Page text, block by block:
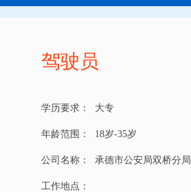
驾驶员
学历要求： 大专
年龄范围： 18岁-35岁
公司名称： 承德市公安局双桥分局
工作地点：